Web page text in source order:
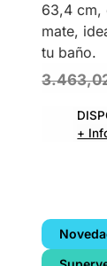
63,4 cm,
mate,
tu baño.
+